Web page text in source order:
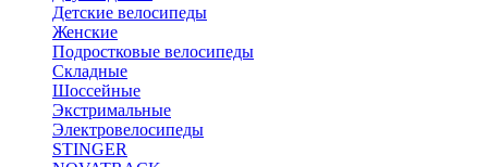
Детские велосипеды
Женские
Подростковые велосипеды
Складные
Шоссейные
Экстримальные
Электровелосипеды
STINGER